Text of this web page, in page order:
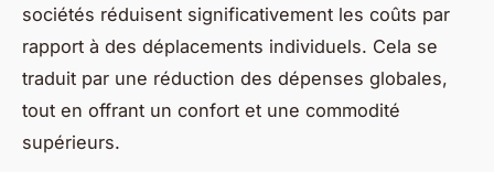
sociétés réduisent significativement les coûts par
rapport à des déplacements individuels. Cela se
traduit par une réduction des dépenses globales,
tout en offrant un confort et une commodité
supérieurs.